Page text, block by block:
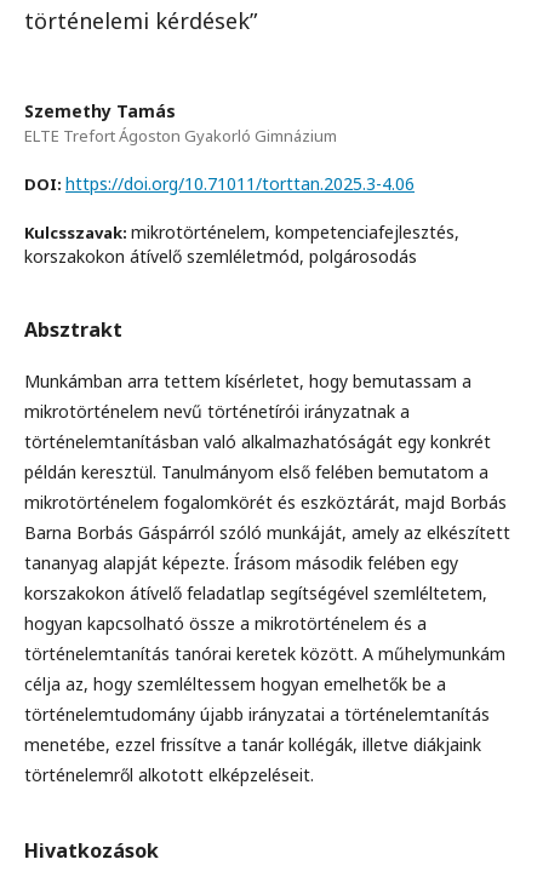
történelemi kérdések”
Szemethy Tamás
ELTE Trefort Ágoston Gyakorló Gimnázium
DOI: https://doi.org/10.71011/torttan.2025.3-4.06
Kulcsszavak: mikrotörténelem, kompetenciafejlesztés,
korszakokon átívelő szemléletmód, polgárosodás
Absztrakt
Munkámban arra tettem kísérletet, hogy bemutassam a
mikrotörténelem nevű történetírói irányzatnak a
történelemtanításban való alkalmazhatóságát egy konkrét
példán keresztül. Tanulmányom első felében bemutatom a
mikrotörténelem fogalomkörét és eszköztárát, majd Borbás
Barna Borbás Gáspárról szóló munkáját, amely az elkészített
tananyag alapját képezte. Írásom második felében egy
korszakokon átívelő feladatlap segítségével szemléltetem,
hogyan kapcsolható össze a mikrotörténelem és a
történelemtanítás tanórai keretek között. A műhelymunkám
célja az, hogy szemléltessem hogyan emelhetők be a
történelemtudomány újabb irányzatai a történelemtanítás
menetébe, ezzel frissítve a tanár kollégák, illetve diákjaink
történelemről alkotott elképzeléseit.
Hivatkozások